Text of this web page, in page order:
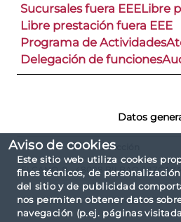
Aviso de cookies
Este sitio web utiliza cookies
fines técnicos, de
del sitio y de publicidad
nos permiten obtener datos
navegación (p.ej. páginas
Sucursales fuera EEELibre
Libre prestación fuera EEE
Programa de Actividades
Delegación de funciones
Datos
Dirección
ELCANO, 9 - 48008 BILBAO